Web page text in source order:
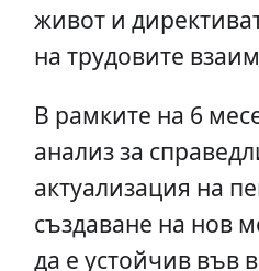
живот и
на трудовите
В рамките на 6
анализ за
актуализация на
създаване на нов
да е устойчив във